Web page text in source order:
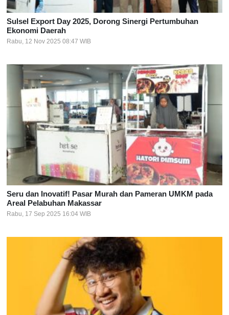
Sulsel Export Day 2025, Dorong Sinergi Pertumbuhan
Ekonomi Daerah
Rabu, 12 Nov 2025 08:47 WIB
Seru dan Inovatif! Pasar Murah dan Pameran UMKM pada
Areal Pelabuhan Makassar
Rabu, 17 Sep 2025 16:04 WIB